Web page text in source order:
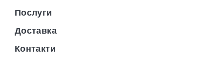
Послуги
Доставка
Контакти